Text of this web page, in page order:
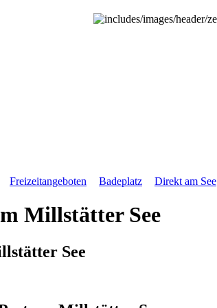
Freizeitangeboten Badeplatz Direkt am See
Millstätter See
See